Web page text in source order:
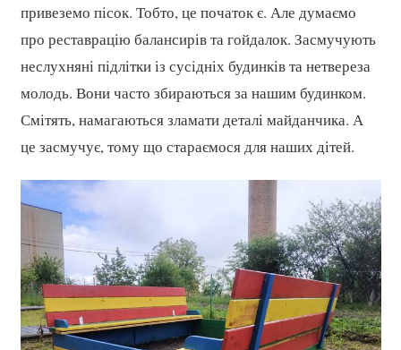
привеземо пісок. Тобто, це початок є. Але думаємо
про реставрацію балансирів та гойдалок. Засмучують
неслухняні підлітки із сусідніх будинків та нетвереза
молодь. Вони часто збираються за нашим будинком.
Смітять, намагаються зламати деталі майданчика. А
це засмучує, тому що стараємося для наших дітей.